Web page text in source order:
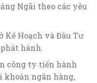
Ngãi theo các yêu
Kế Hoạch và Đầu Tư
hành.
công ty tiến hành
khoản ngân hàng,